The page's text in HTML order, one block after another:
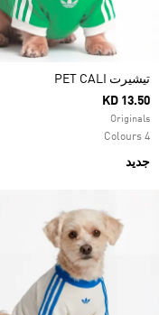
تيشيرت PET CALI
KD 13.50
Originals
4 Colours
جديد